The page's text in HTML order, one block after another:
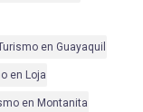
en Guayaquil
en Loja
en Montanita